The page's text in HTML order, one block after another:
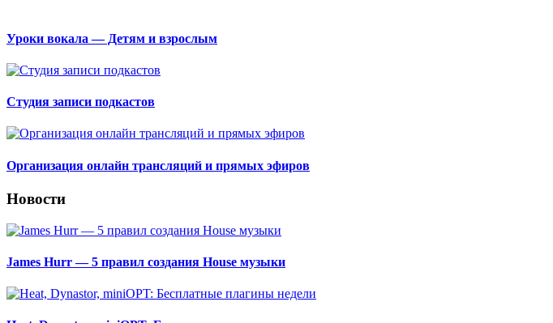
Уроки вокала — Детям и взрослым
Студия записи подкастов
Организация онлайн трансляций и прямых эфиров
Новости
James Hurr — 5 правил создания House музыки